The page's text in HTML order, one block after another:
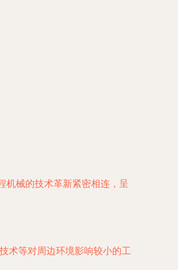
机械的技术革新紧密相连，呈
术等对周边环境影响较小的工